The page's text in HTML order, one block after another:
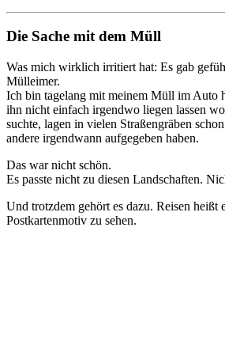
Die Sache mit dem Müll
Was mich wirklich irritiert hat: Es gab
Mülleimer.
Ich bin tagelang mit meinem Müll im Auto
ihn nicht einfach irgendwo liegen lassen
suchte, lagen in vielen Straßengräben
andere irgendwann aufgegeben haben.
Das war nicht schön.
Es passte nicht zu diesen Landschaften.
Und trotzdem gehört es dazu. Reisen heißt
Postkartenmotiv zu sehen.